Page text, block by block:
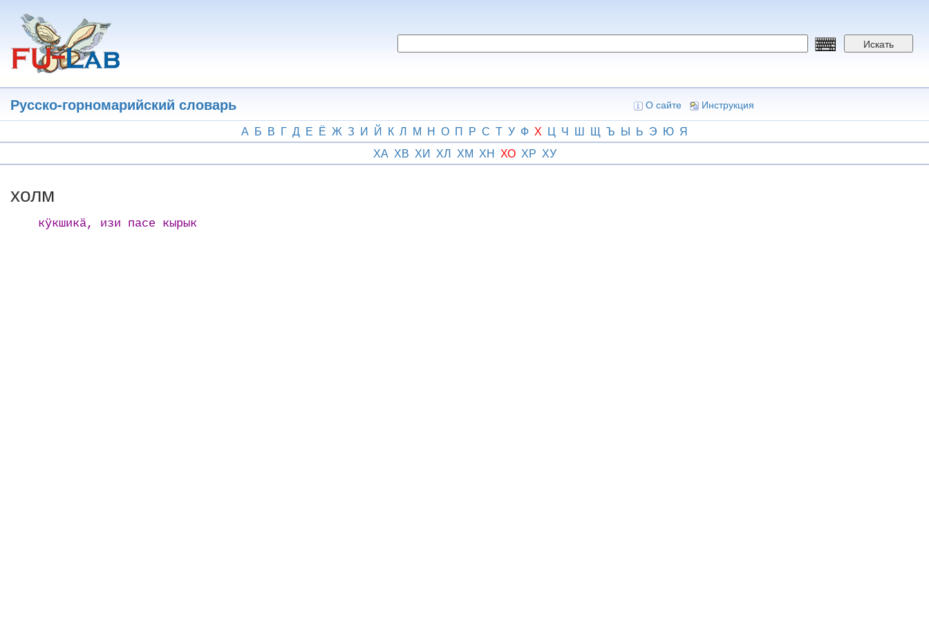
основному
содержанию
Искать
Русско-горномарийский словарь О сайте Инструкция
А Б В Г Д Е Ё Ж З И Й К Л М Н О П Р С Т У Ф Х Ц Ч Ш Щ Ъ Ы Ь Э Ю Я
ХА ХВ ХИ ХЛ ХМ ХН ХО ХР ХУ
холм
кӱкшикӓ, изи пасе кырык